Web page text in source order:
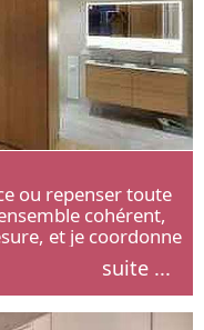
ou repenser toute
cohérent,
et je coordonne
suite ...